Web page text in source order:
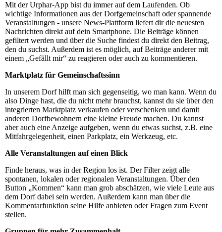
Mit der Urphar-App bist du immer auf dem Laufenden. Ob
wichtige Informationen aus der Dorfgemeinschaft oder spannende
Veranstaltungen - unsere News-Plattform liefert dir die neuesten
Nachrichten direkt auf dein Smartphone. Die Beiträge können
gefiltert werden und über die Suche findest du direkt den Beitrag,
den du suchst. Außerdem ist es möglich, auf Beiträge anderer mit
einem „Gefällt mir“ zu reagieren oder auch zu kommentieren.
Marktplatz für Gemeinschaftssinn
In unserem Dorf hilft man sich gegenseitig, wo man kann. Wenn du
also Dinge hast, die du nicht mehr brauchst, kannst du sie über den
integrierten Marktplatz verkaufen oder verschenken und damit
anderen Dorfbewohnern eine kleine Freude machen. Du kannst
aber auch eine Anzeige aufgeben, wenn du etwas suchst, z.B. eine
Mitfahrgelegenheit, einen Parkplatz, ein Werkzeug, etc.
Alle Veranstaltungen auf einen Blick
Finde heraus, was in der Region los ist. Der Filter zeigt alle
spontanen, lokalen oder regionalen Veranstaltungen. Über den
Button „Kommen“ kann man grob abschätzen, wie viele Leute aus
dem Dorf dabei sein werden. Außerdem kann man über die
Kommentarfunktion seine Hilfe anbieten oder Fragen zum Event
stellen.